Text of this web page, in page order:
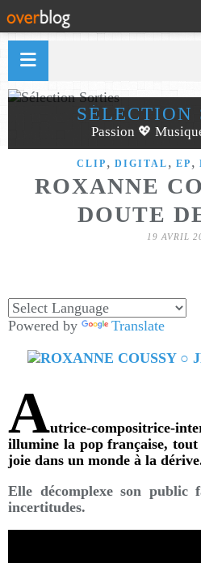
SÉLECTION
Passion 💖
CLIP , DIGITAL , EP ,
ROXANNE
DOUTE
19 AVRIL
Powered by Translate
Autrice-compositrice-
illumine la pop française, tout
joie dans un monde à la
Elle décomplexe son public
incertitudes.